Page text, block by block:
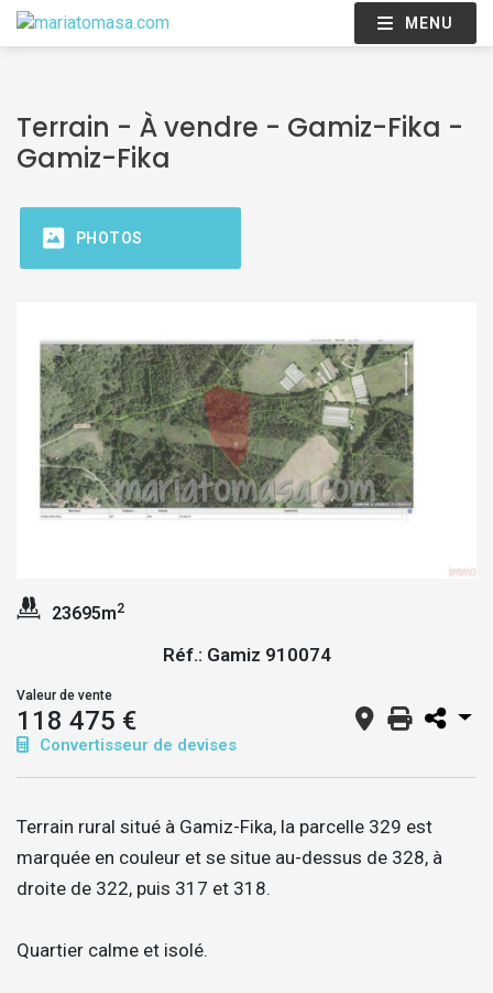
MENU
Terrain - À vendre - Gamiz-Fika -
Gamiz-Fika
PHOTOS
23695m2
Réf.: Gamiz 910074
Valeur de vente
118 475 €
Convertisseur de devises
Terrain rural situé à Gamiz-Fika, la parcelle 329 est
marquée en couleur et se situe au-dessus de 328, à
droite de 322, puis 317 et 318.
Quartier calme et isolé.